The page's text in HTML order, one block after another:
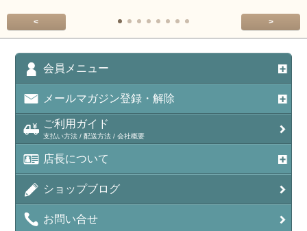
< >
会員メニュー
メールマガジン登録・解除
ご利用ガイド
支払い方法 / 配送方法 / 会社概要
店長について
ショップブログ
お問い合せ